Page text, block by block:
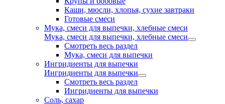
Каши, мюсли, хлопья, сухие завтраки
Готовые смеси
Мука, смеси для выпечки, хлебные смеси
Мука, смеси для выпечки, хлебные смеси
Смотреть весь раздел
Мука, смеси для выпечки
Ингридиенты для выпечки
Ингридиенты для выпечки
Смотреть весь раздел
Ингридиенты для выпечки
Соль, сахар